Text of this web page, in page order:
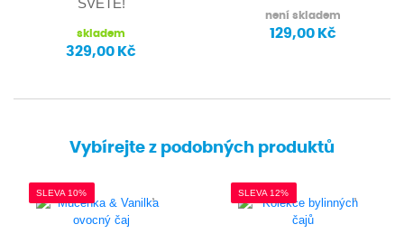
SVĚTĚ!
skladem
329,00 Kč
není skladem
129,00 Kč
Vybírejte z podobných produktů
SLEVA 10% SLEVA 12%